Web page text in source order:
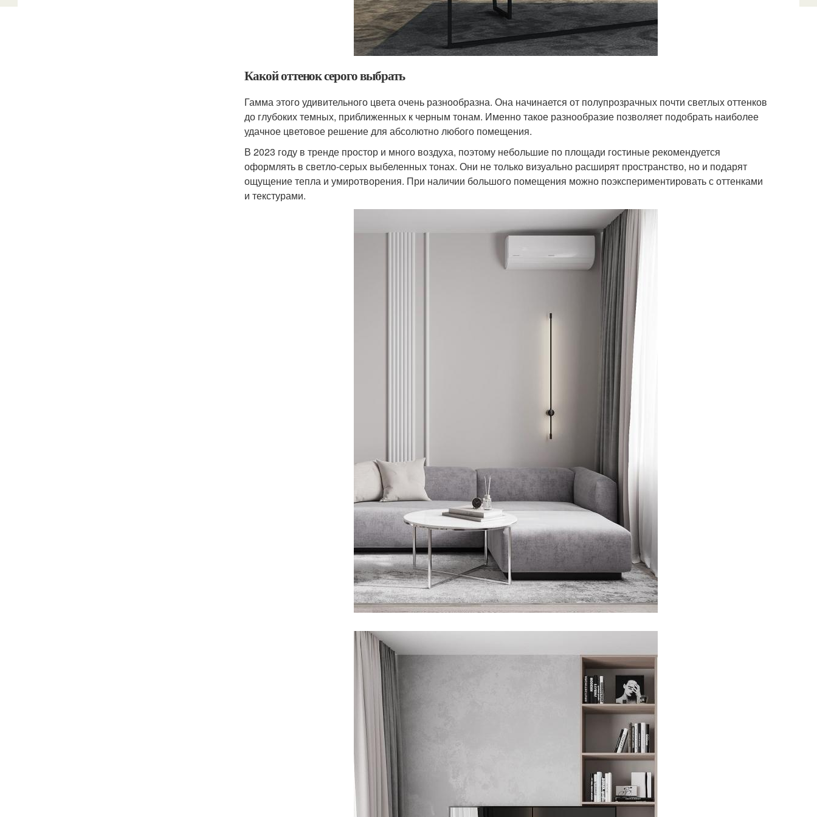
Какой оттенок серого выбрать
Гамма этого удивительного цвета очень разнообразна. Она начинается от полупрозрачных почти светлых оттенков
до глубоких темных, приближенных к черным тонам. Именно такое разнообразие позволяет подобрать наиболее
удачное цветовое решение для абсолютно любого помещения.
В 2023 году в тренде простор и много воздуха, поэтому небольшие по площади гостиные рекомендуется
оформлять в светло-серых выбеленных тонах. Они не только визуально расширят пространство, но и подарят
ощущение тепла и умиротворения. При наличии большого помещения можно поэкспериментировать с оттенками
и текстурами.